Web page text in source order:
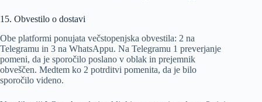
15. Obvestilo o dostavi
Obe platformi ponujata večstopenjska obvestila: 2 na
Telegramu in 3 na WhatsAppu. Na Telegramu 1 preverjanje
pomeni, da je sporočilo poslano v oblak in prejemnik
obveščen. Medtem ko 2 potrditvi pomenita, da je bilo
sporočilo videno.